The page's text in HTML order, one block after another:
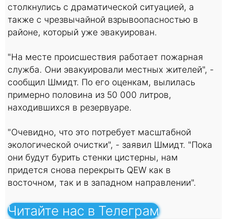
столкнулись с драматической ситуацией, а
также с чрезвычайной взрывоопасностью в
районе, который уже эвакуирован.
"На месте происшествия работает пожарная
служба. Они эвакуировали местных жителей", -
сообщил Шмидт. По его оценкам, вылилась
примерно половина из 50 000 литров,
находившихся в резервуаре.
"Очевидно, что это потребует масштабной
экологической очистки", - заявил Шмидт. "Пока
они будут бурить стенки цистерны, нам
придется снова перекрыть QEW как в
восточном, так и в западном направлении".
Читайте нас в Телеграм